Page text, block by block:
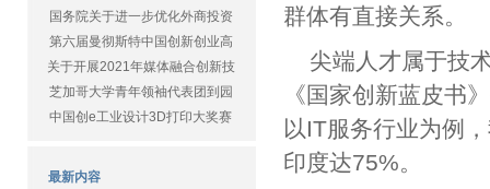
国务院关于进一步优化外商投资
第六届曼彻斯特中国创新创业高
关于开展2021年媒体融合创新技
芝加哥大学青年领袖代表团到园
中国创e工业设计3D打印大奖赛
最新内容
群体有直接关系。
尖端人才属于技
《国家创新蓝皮书
以IT服务行业为例
印度达75%。